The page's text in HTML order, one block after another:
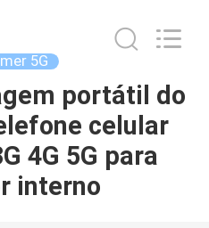
5G
portátil do
celular
4G 5G para
interno